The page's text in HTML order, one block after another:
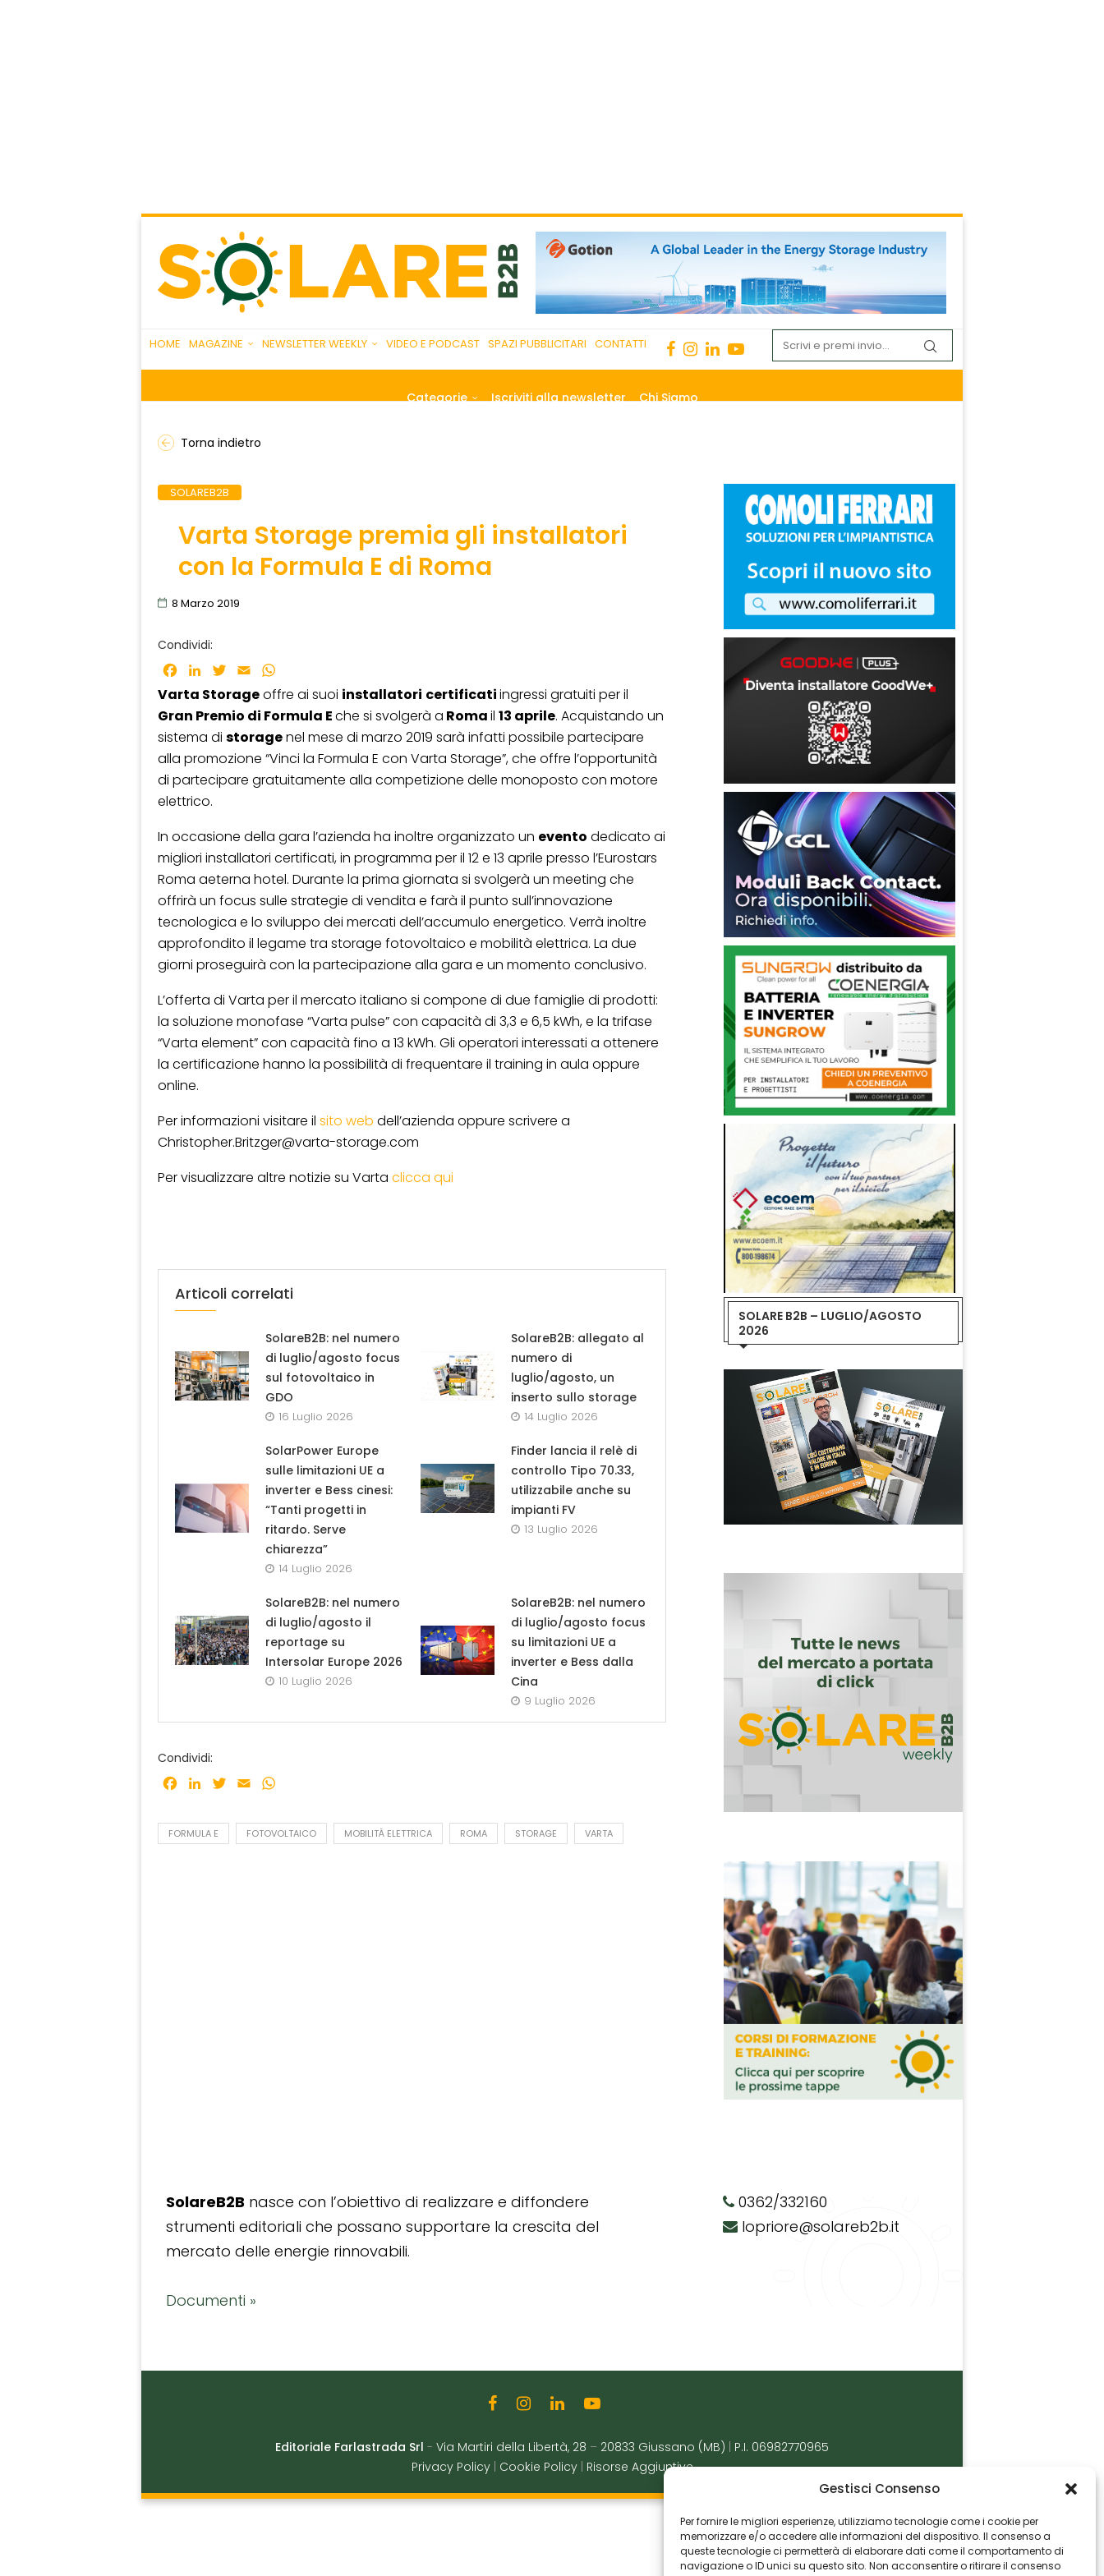
Gestisci Consenso
Per fornire le migliori esperienze, utilizziamo tecnologie come i cookie per
memorizzare e/o accedere alle informazioni del dispositivo. Il consenso a
queste tecnologie ci permetterà di elaborare dati come il comportamento di
navigazione o ID unici su questo sito. Non acconsentire o ritirare il consenso
HOME MAGAZINE NEWSLETTER WEEKLY VIDEO E PODCAST SPAZI PUBBLICITARI CONTATTI
Categorie Iscriviti alla newsletter Chi Siamo
Torna indietro
SOLAREB2B
Varta Storage premia gli installatori
con la Formula E di Roma
8 Marzo 2019
Condividi:
Facebook
LinkedInTwitter
Email
Varta Storageoffre ai suoi installatori certificatiingressi gratuiti per il
Gran Premio di Formula Eche si svolgerà a Romail 13 aprile. Acquistando un
sistema di storagenel mese di marzo 2019 sarà infatti possibile partecipare
alla promozione “Vinci la Formula E con Varta Storage”, che offre l’opportunità
di partecipare gratuitamente alla competizione delle monoposto con motore
elettrico.
In occasione della gara l’azienda ha inoltre organizzato un evento dedicato ai
migliori installatori certificati, in programma per il 12 e 13 aprile presso l’Eurostars
Roma aeterna hotel. Durante la prima giornata si svolgerà un meeting che
offrirà un focus sulle strategie di vendita e farà il punto sull’innovazione
tecnologica e lo sviluppo dei mercati dell’accumulo energetico. Verrà inoltre
approfondito il legame tra storage fotovoltaico e mobilità elettrica. La due
giorni proseguirà con la partecipazione alla gara e un momento conclusivo.
L’offerta di Varta per il mercato italiano si compone di due famiglie di prodotti:
la soluzione monofase “Varta pulse” con capacità di 3,3 e 6,5 kWh, e la trifase
“Varta element” con capacità fino a 13 kWh. Gli operatori interessati a ottenere
la certificazione hanno la possibilità di frequentare il training in aula oppure
online.
Per informazioni visitare il sito web dell’azienda oppure scrivere a
Christopher.Britzger@varta-storage.com
Per visualizzare altre notizie su Varta clicca qui
Articoli correlati
SolareB2B: nel numero
di luglio/agosto focus
sul fotovoltaico in
GDO
16 Luglio 2026
SolareB2B: allegato al
numero di
luglio/agosto, un
inserto sullo storage
14 Luglio 2026
SolarPower Europe
sulle limitazioni UE a
inverter e Bess cinesi:
“Tanti progetti in
ritardo. Serve
chiarezza”
14 Luglio 2026
Finder lancia il relè di
controllo Tipo 70.33,
utilizzabile anche su
impianti FV
13 Luglio 2026
SolareB2B: nel numero
di luglio/agosto il
reportage su
Intersolar Europe 2026
10 Luglio 2026
SolareB2B: nel numero
di luglio/agosto focus
su limitazioni UE a
inverter e Bess dalla
Cina
9 Luglio 2026
Condividi:
Facebook
LinkedInTwitter
Email
FORMULA E FOTOVOLTAICO MOBILITÀ ELETTRICA ROMA STORAGE VARTA
SOLARE B2B – LUGLIO/AGOSTO
2026
SolareB2B nasce con l’obiettivo di realizzare e diffondere
strumenti editoriali che possano supportare la crescita del
mercato delle energie rinnovabili.
Documenti »
0362/332160
lopriore@solareb2b.it
Editoriale Farlastrada Srl - Via Martiri della Libertà, 28 – 20833 Giussano (MB)
P.I. 06982770965
Privacy Policy
Cookie Policy Risorse Aggiuntive